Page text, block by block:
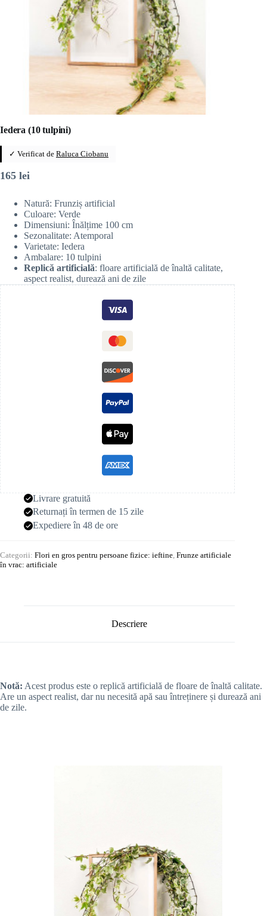
Iedera (10 tulpini)
✓ Verificat de Raluca Ciobanu
165 lei
Natură: Frunziș artificial
Culoare: Verde
Dimensiuni: Înălțime 100 cm
Sezonalitate: Atemporal
Varietate: Iedera
Ambalare: 10 tulpini
Replică artificială: floare artificială de înaltă calitate,
aspect realist, durează ani de zile
Livrare gratuită
Returnați în termen de 15 zile
Expediere în 48 de ore
Categorii: Flori en gros pentru persoane fizice: ieftine, Frunze artificiale
în vrac: artificiale
Descriere
Notă: Acest produs este o replică artificială de floare de înaltă calitate.
Are un aspect realist, dar nu necesită apă sau întreținere și durează ani
de zile.